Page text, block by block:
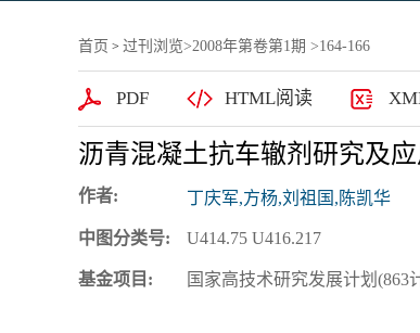
编委会
首页 > 过刊浏览>2008年第卷第1期 >164-166
PDF HTML阅读
沥青混凝土抗车辙剂研究及应
作者: 丁庆军,方杨,刘祖国,陈凯华
中图分类号: U414.75 U416.217
基金项目: 国家高技术研究发展计划(863